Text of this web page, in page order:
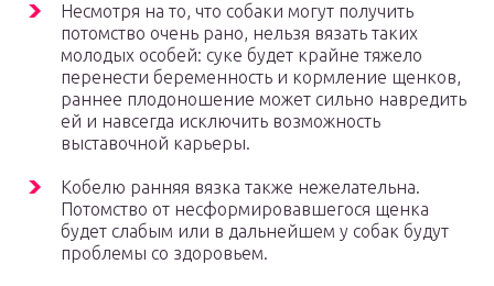
Несмотря на то, что собаки могут получить
потомство очень рано, нельзя вязать таких
молодых особей: суке будет крайне тяжело
перенести беременность и кормление щенков,
раннее плодоношение может сильно навредить
ей и навсегда исключить возможность
выставочной карьеры.
Кобелю ранняя вязка также нежелательна.
Потомство от несформировавшегося щенка
будет слабым или в дальнейшем у собак будут
проблемы со здоровьем.